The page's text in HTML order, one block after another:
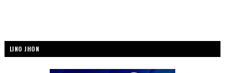
LINO JHON